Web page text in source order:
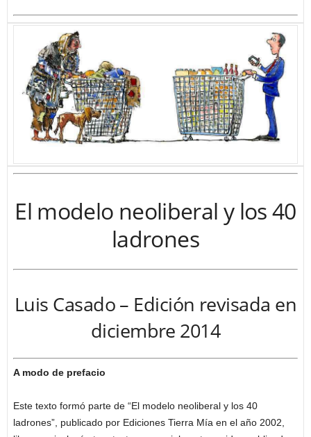
El modelo neoliberal y los 40
ladrones
Luis Casado – Edición revisada en
diciembre 2014
A modo de prefacio
Este texto formó parte de “El modelo neoliberal y los 40
ladrones”, publicado por Ediciones Tierra Mía en el año 2002,